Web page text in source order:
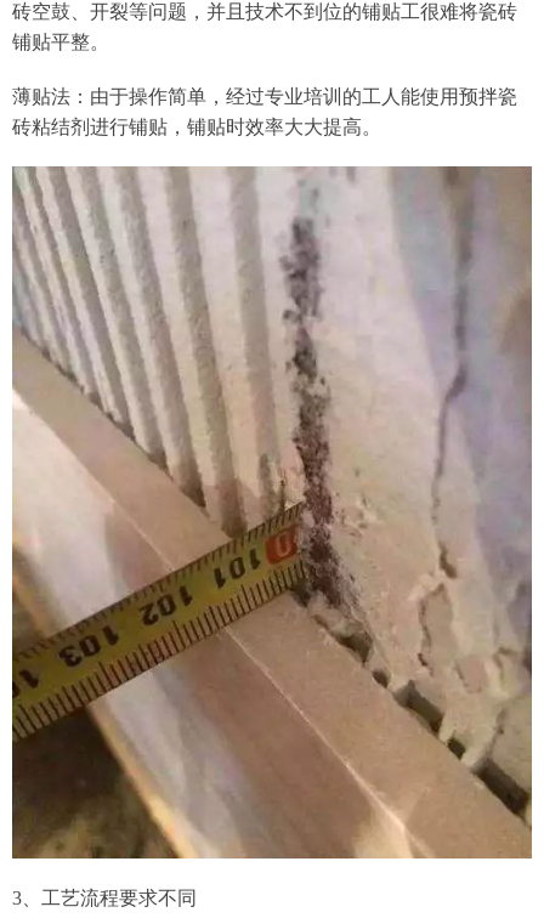
砖空鼓、开裂等问题，并且技术不到位的铺贴工很难将瓷砖
铺贴平整。
薄贴法：由于操作简单，经过专业培训的工人能使用预拌瓷
砖粘结剂进行铺贴，铺贴时效率大大提高。
3、工艺流程要求不同